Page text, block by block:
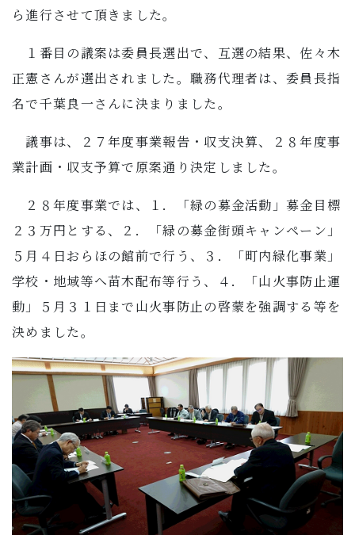
ら進行させて頂きました。
１番目の議案は委員長選出で、互選の結果、佐々木
正憲さんが選出されました。職務代理者は、委員長指
名で千葉良一さんに決まりました。
議事は、２７年度事業報告・収支決算、２８年度事
業計画・収支予算で原案通り決定しました。
２８年度事業では、１．「緑の募金活動」募金目標
２３万円とする、２．「緑の募金街頭キャンペーン」
５月４日おらほの館前で行う、３．「町内緑化事業」
学校・地域等へ苗木配布等行う、４．「山火事防止運
動」５月３１日まで山火事防止の啓蒙を強調する等を
決めました。